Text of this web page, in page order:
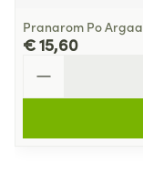
Pranarom Po
€ 15,60